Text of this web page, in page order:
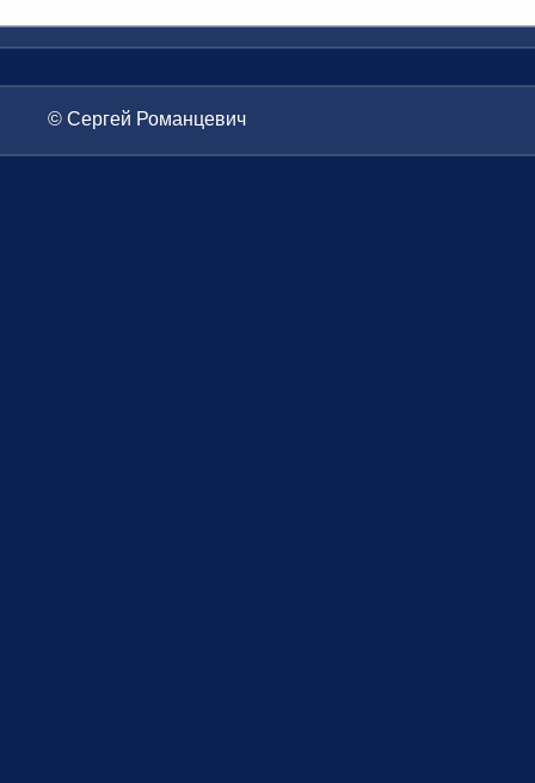
© Сергей Романцевич